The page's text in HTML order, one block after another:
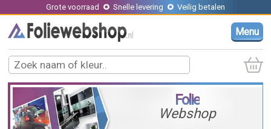
Grote voorraad Snelle levering Veilig betalen
Menu
Folie
Webshop